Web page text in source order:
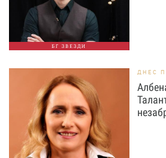
БГ ЗВЕЗДИ
ДНЕС